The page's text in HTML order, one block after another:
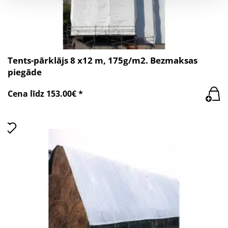
Tents-pārklājs 8 x12 m, 175g/m2. Bezmaksas
piegāde
Cena līdz 153.00€ *